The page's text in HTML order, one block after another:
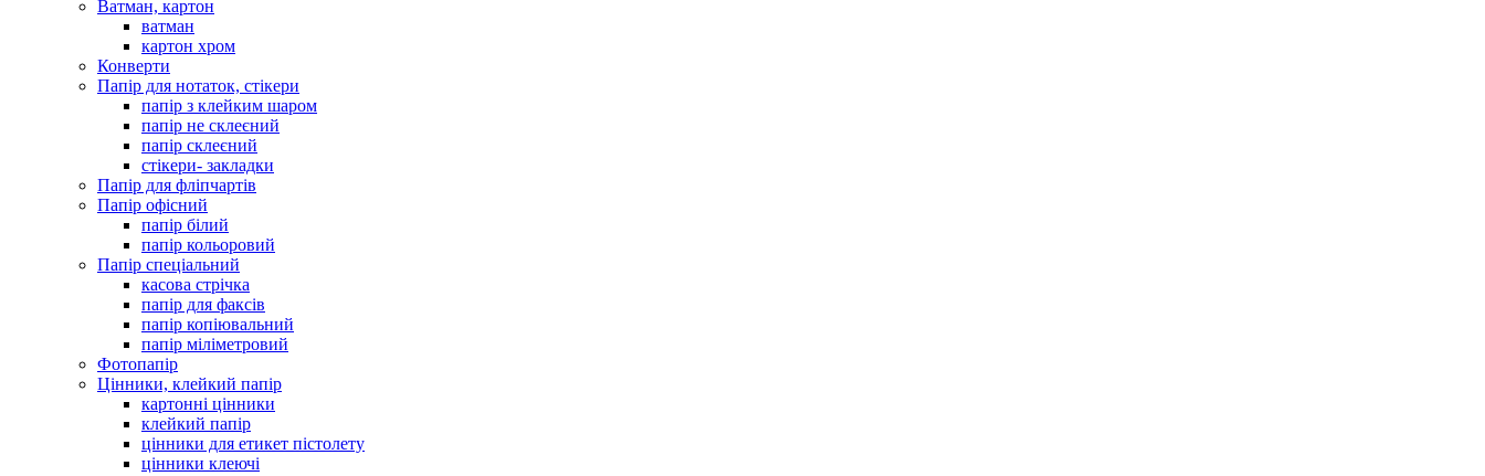
Ватман, картон
ватман
картон хром
Конверти
Папір для нотаток, стікери
папір з клейким шаром
папір не склеєний
папір склеєний
стікери- закладки
Папір для фліпчартів
Папір офісний
папір білий
папір кольоровий
Папір спеціальний
касова стрічка
папір для факсів
папір копіювальний
папір міліметровий
Фотопапір
Цінники, клейкий папір
картонні цінники
клейкий папір
цінники для етикет пістолету
цінники клеючі